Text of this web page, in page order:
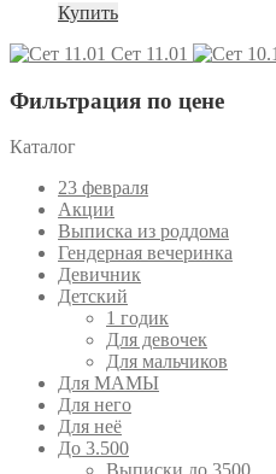
Купить
Сет 11.01
Фильтрация по цене
Каталог
23 февраля
Акции
Выписка из роддома
Гендерная вечеринка
Девичник
Детский
1 годик
Для девочек
Для мальчиков
Для МАМЫ
Для него
Для неё
До 3.500